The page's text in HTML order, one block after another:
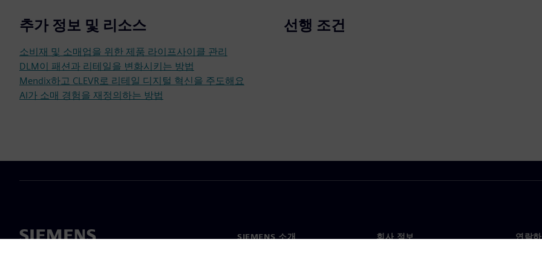
추가 정보 및 리소스
소비재 및 소매업을 위한 제품 라이프사이클 관리
DLM이 패션과 리테일을 변화시키는 방법
Mendix하고 CLEVR로 리테일 디지털 혁신을 주도해요
AI가 소매 경험을 재정의하는 방법
선행 조건
SIEMENS 소개 회사 정보 연락하